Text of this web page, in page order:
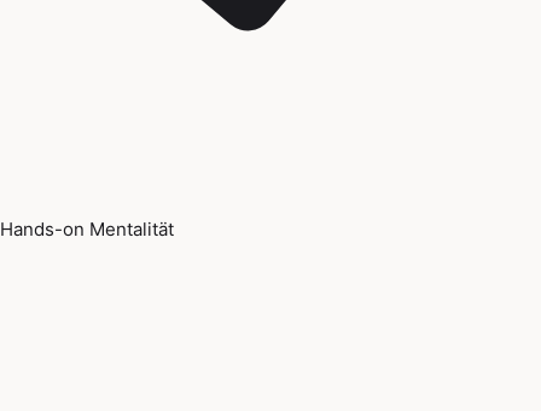
Hands-on Mentalität